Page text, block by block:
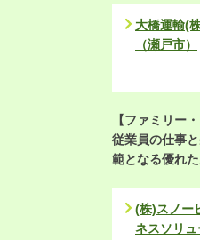
大橋運輸(
（瀬戸市）
【ファミリー
従業員の仕事
範となる優れ
(株)スノー
ネスソリ